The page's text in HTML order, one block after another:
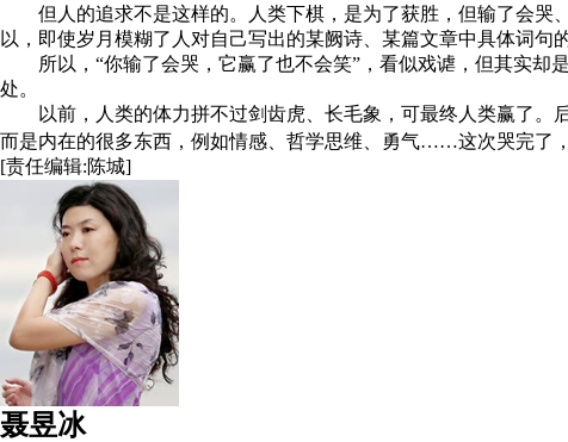
但人的追求不是这样的。人类下棋，是为了获胜，但输了会哭
以，即使岁月模糊了人对自己写出的某阙诗、某篇文章中具体词句
所以，“你输了会哭，它赢了也不会笑”，看似戏谑，但其实却
处。
以前，人类的体力拼不过剑齿虎、长毛象，可最终人类赢了。后
而是内在的很多东西，例如情感、哲学思维、勇气……这次哭完了
[责任编辑:陈城]
聂昱冰